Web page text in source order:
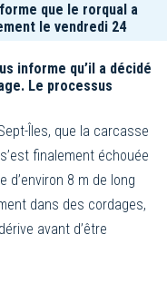
que le rorqual a
le vendredi 24
informe qu’il a décidé
Le processus
Îles, que la carcasse
finalement échouée
d’environ 8 m de long
dans des cordages,
avant d’être